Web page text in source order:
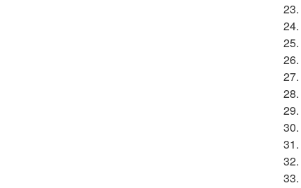
23.
24.
25.
26.
27.
28.
29.
30.
31.
32.
33.